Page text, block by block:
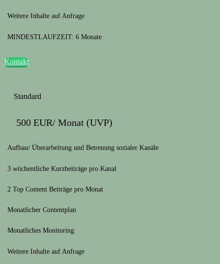
Weitere Inhalte auf Anfrage
MINDESTLAUFZEIT: 6 Monate
Kontakt
Standard
500 EUR/ Monat (UVP)
Aufbau/ Überarbeitung und Betreuung sozialer Kanäle
3 wöchentliche Kurzbeiträge pro Kanal
2 Top Content Beiträge pro Monat
Monatlicher Contentplan
Monatliches Monitoring
Weitere Inhalte auf Anfrage